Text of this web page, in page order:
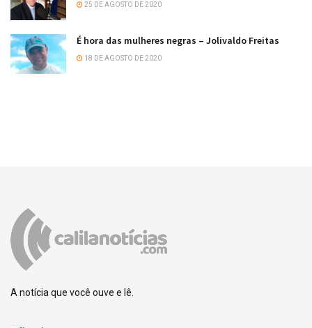
25 DE AGOSTO DE 2020
É hora das mulheres negras – Jolivaldo Freitas
18 DE AGOSTO DE 2020
A notícia que você ouve e lê.